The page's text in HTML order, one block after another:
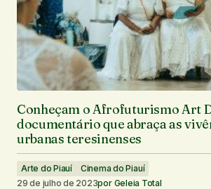
Conheçam o Afrofuturismo Art
documentário que abraça as
urbanas teresinenses
Arte do Piauí
Cinema do Piauí
29 de julho de 2023por Geleia Total